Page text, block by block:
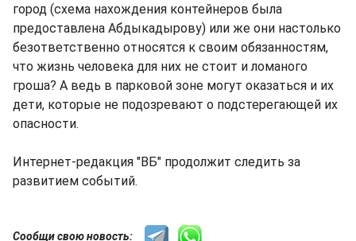
город (схема нахождения контейнеров была
предоставлена Абдыкадырову) или же они настолько
безответственно относятся к своим обязанностям,
что жизнь человека для них не стоит и ломаного
гроша? А ведь в парковой зоне могут оказаться и их
дети, которые не подозревают о подстерегающей их
опасности.
Интернет-редакция "ВБ" продолжит следить за
развитием событий.
Сообщи свою новость: